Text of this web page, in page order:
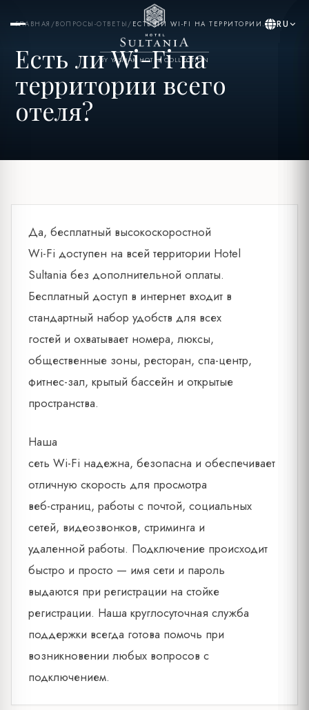
BY YASMAK HOTEL COLLECTION
RU
ГЛАВНАЯ /ВОПРОСЫ-ОТВЕТЫ / ЕСТЬ ЛИ WI-FI НА ТЕРРИТОРИИ...
Есть ли Wi-Fi на
территории всего
отеля?
Да, бесплатный высокоскоростной
Wi-Fi доступен на всей территории Hotel
Sultania без дополнительной оплаты.
Бесплатный доступ в интернет входит в
стандартный набор удобств для всех
гостей и охватывает номера, люксы,
общественные зоны, ресторан, спа-центр,
фитнес-зал, крытый бассейн и открытые
пространства.
Наша
сеть Wi-Fi надежна, безопасна и обеспечивает
отличную скорость для просмотра
веб-страниц, работы с почтой, социальных
сетей, видеозвонков, стриминга и
удаленной работы. Подключение происходит
быстро и просто — имя сети и пароль
выдаются при регистрации на стойке
регистрации. Наша круглосуточная служба
поддержки всегда готова помочь при
возникновении любых вопросов с
подключением.